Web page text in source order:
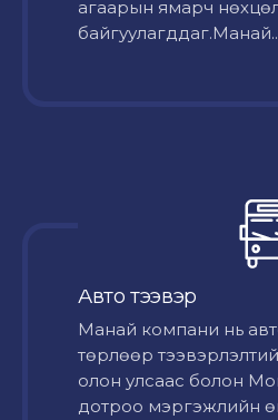
агаарын ямарч
Авто тээвэр
Mанай компани нь
төрлөөр
олон улсаас болон
дотроо мэргэжлийн